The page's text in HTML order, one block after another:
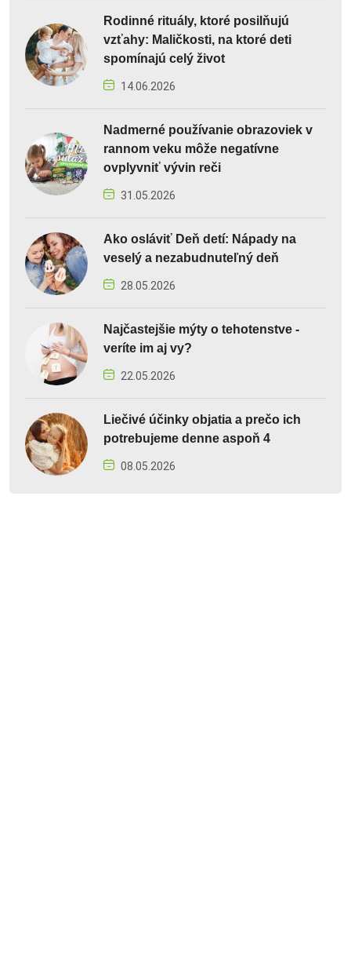
Rodinné rituály, ktoré posilňujú
vzťahy: Maličkosti, na ktoré deti
spomínajú celý život
14.06.2026
Nadmerné používanie obrazoviek v
rannom veku môže negatívne
ovplyvniť vývin reči
31.05.2026
Ako osláviť Deň detí: Nápady na
veselý a nezabudnuteľný deň
28.05.2026
Najčastejšie mýty o tehotenstve -
veríte im aj vy?
22.05.2026
Liečivé účinky objatia a prečo ich
potrebujeme denne aspoň 4
08.05.2026